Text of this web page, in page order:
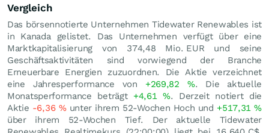
Vergleich
Das börsennotierte Unternehmen Tidewater Renewables ist
in Kanada gelistet. Das Unternehmen verfügt über eine
Marktkapitalisierung von 374,48 Mio. EUR und seine
Geschäftsaktivitäten sind vorwiegend der Branche
Erneuerbare Energien zuzuordnen. Die Aktie verzeichnet
eine Jahresperformance von +269,82 %. Die aktuelle
Monatsperformance beträgt +4,61%. Derzeit notiert die
Aktie -6,36 %unter ihrem 52-Wochen Hoch und +517,31%
über ihrem 52-Wochen Tief. Der aktuelle Tidewater